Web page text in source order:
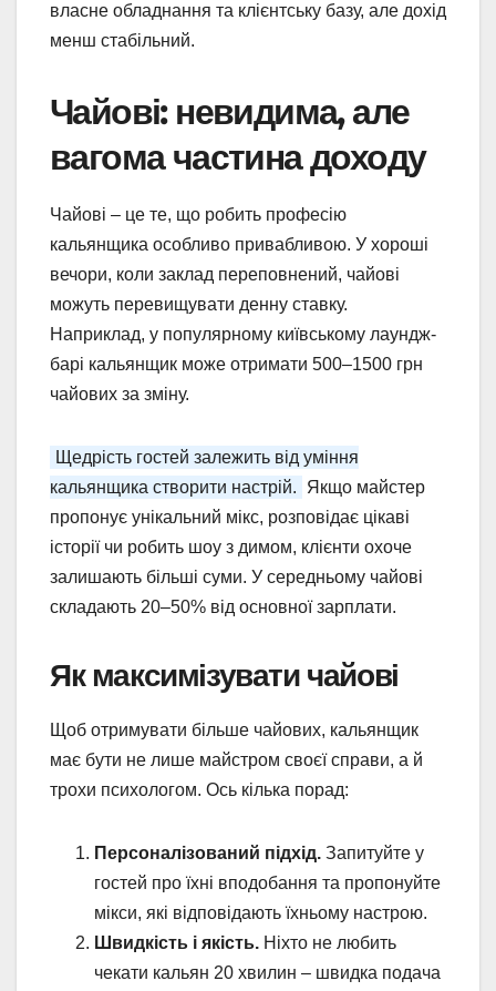
власне обладнання та клієнтську базу, але дохід
менш стабільний.
Чайові: невидима, але
вагома частина доходу
Чайові – це те, що робить професію
кальянщика особливо привабливою. У хороші
вечори, коли заклад переповнений, чайові
можуть перевищувати денну ставку.
Наприклад, у популярному київському лаундж-
барі кальянщик може отримати 500–1500 грн
чайових за зміну.
Щедрість гостей залежить від уміння
кальянщика створити настрій.
Якщо майстер
пропонує унікальний мікс, розповідає цікаві
історії чи робить шоу з димом, клієнти охоче
залишають більші суми. У середньому чайові
складають 20–50% від основної зарплати.
Як максимізувати чайові
Щоб отримувати більше чайових, кальянщик
має бути не лише майстром своєї справи, а й
трохи психологом. Ось кілька порад:
Персоналізований підхід. Запитуйте у
гостей про їхні вподобання та пропонуйте
мікси, які відповідають їхньому настрою.
Швидкість і якість. Ніхто не любить
чекати кальян 20 хвилин – швидка подача